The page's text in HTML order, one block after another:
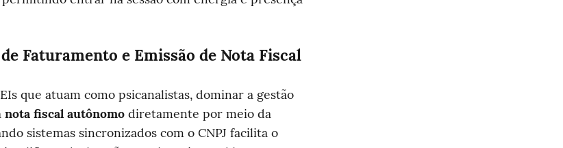
Faturamento e Emissão de Nota Fiscal
que atuam como psicanalistas, dominar a gestão
nota fiscal autônomo diretamente por meio da
sistemas sincronizados com o CNPJ facilita o